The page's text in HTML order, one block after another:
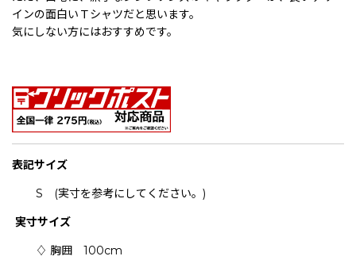
インの面白いＴシャツだと思います。
気にしない方にはおすすめです。
表記サイズ
S (実寸を参考にしてください。)
実寸サイズ
♢ 胸囲 100cm